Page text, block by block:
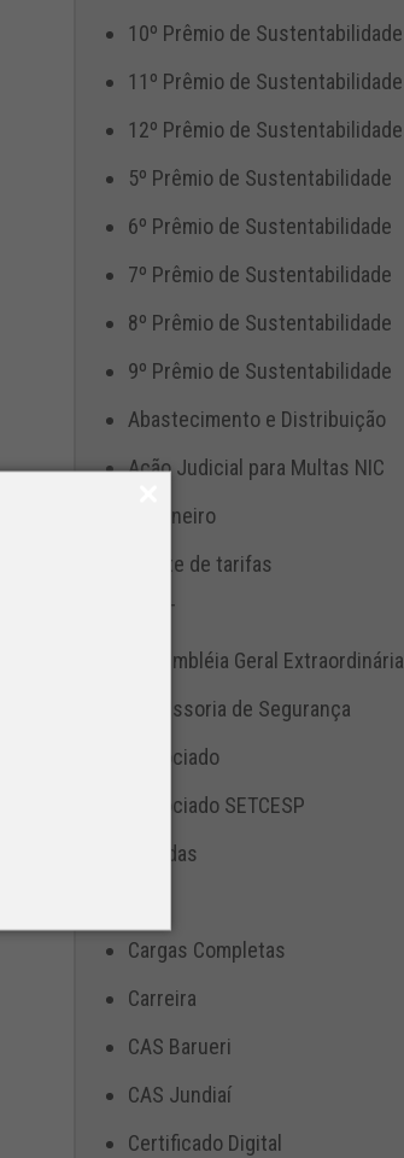
10º Prêmio de Sustentabilidade
11º Prêmio de Sustentabilidade
12º Prêmio de Sustentabilidade
5º Prêmio de Sustentabilidade
6º Prêmio de Sustentabilidade
7º Prêmio de Sustentabilidade
8º Prêmio de Sustentabilidade
9º Prêmio de Sustentabilidade
Abastecimento e Distribuição
Ação Judicial para Multas NIC
Aduaneiro
Ajuste de tarifas
ANTT
Assembléia Geral Extraordinária
Assessoria de Segurança
Associado
Associado SETCESP
Bebidas
Cargas Completas
Carreira
CAS Barueri
CAS Jundiaí
Certificado Digital